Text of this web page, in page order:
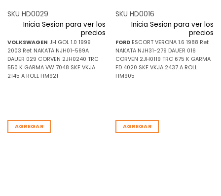
SKU HD0029
Inicia Sesion para ver los
precios
VOLKSWAGEN JH GOL 1.0 1999
2003 Ref: NAKATA NJH01-569A
DAUER 029 CORVEN 2JH0240 TRC
550 K GARMA VW 7048 SKF VKJA
2145 A ROLL HM921
AGREGAR
SKU HD0016
Inicia Sesion para ver los
precios
FORDESCORT VERONA 1.6 1988 Ref:
NAKATA NJH31-279 DAUER 016
CORVEN 2JH0119 TRC 675 K GARMA
FD 4020 SKF VKJA 2437 A ROLL
HM905
AGREGAR